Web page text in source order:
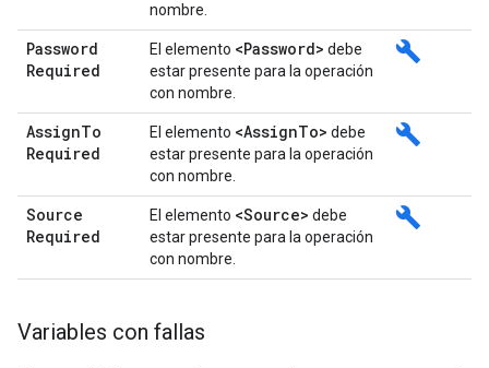
nombre.
Password
Required
El elemento <Password> debe
estar presente para la operación
con nombre.
build
AssignTo
Required
El elemento <AssignTo> debe
estar presente para la operación
con nombre.
build
Source
Required
El elemento <Source> debe
estar presente para la operación
con nombre.
build
Variables con fallas